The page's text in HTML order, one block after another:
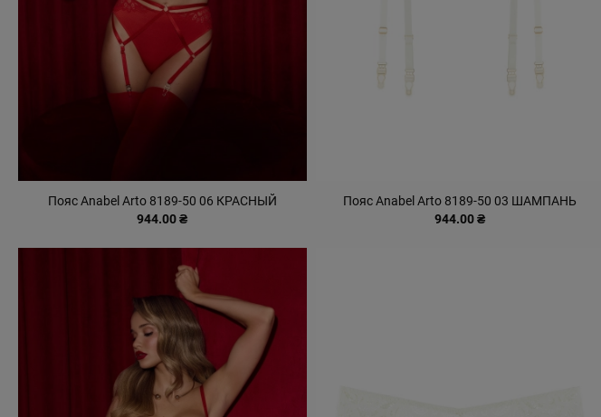
Пояс Anabel Arto 8189-50 06 КРАСНЫЙ
944.00 ₴
Пояс Anabel Arto 8189-50 03 ШАМПАНЬ
944.00 ₴